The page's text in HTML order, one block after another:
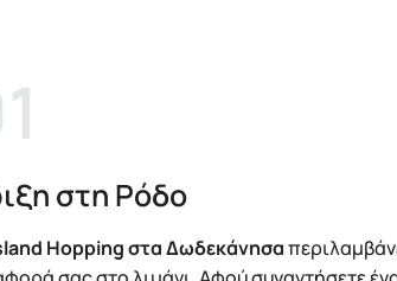
στη Ρόδο
Hopping στα Δωδεκάνησα